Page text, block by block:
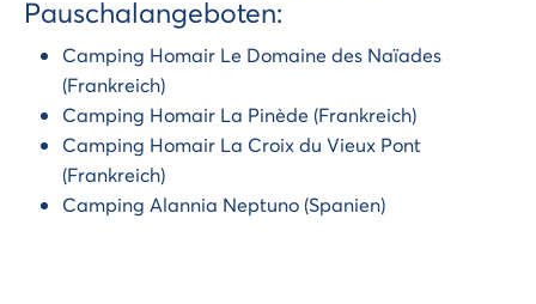
Pauschalangeboten:
Camping Homair Le Domaine des Naïades
(Frankreich)
Camping Homair La Pinède (Frankreich)
Camping Homair La Croix du Vieux Pont
(Frankreich)
Camping Alannia Neptuno (Spanien)